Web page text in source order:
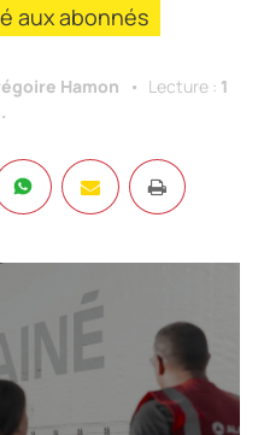
aux abonnés
Hamon Lecture : 1